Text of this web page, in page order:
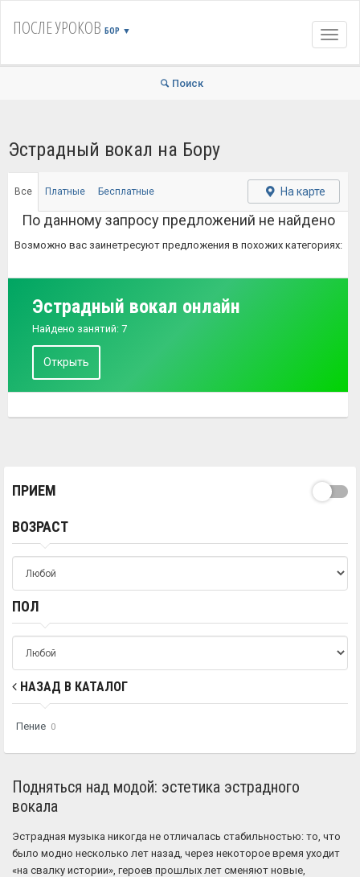
ПОСЛЕ УРОКОВ БОР ▼
Поиск
Эстрадный вокал на Бору
Все Платные Бесплатные На карте
По данному запросу предложений не найдено
Возможно вас заинетресуют предложения в похожих категориях:
Эстрадный вокал онлайн
Найдено занятий: 7
Открыть
ПРИЕМ
ВОЗРАСТ
ПОЛ
НАЗАД В КАТАЛОГ
Пение 0
Подняться над модой: эстетика эстрадного
вокала
Эстрадная музыка никогда не отличалась стабильностью: то, что
было модно несколько лет назад, через некоторое время уходит
«на свалку истории», героев прошлых лет сменяют новые,